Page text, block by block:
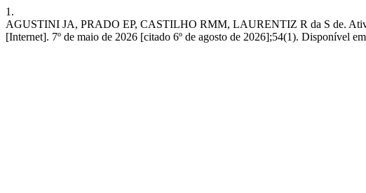
1.
AGUSTINI JA, PRADO EP, CASTILHO RMM, LAURENTIZ R da S de.
[Internet]. 7º de maio de 2026 [citado 6º de agosto de 2026];54(1). Disponível